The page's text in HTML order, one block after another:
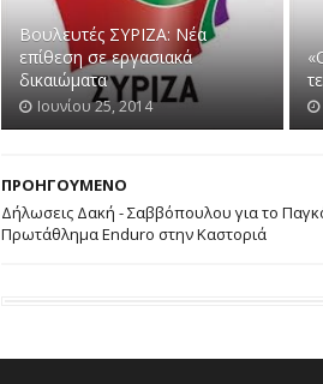
Βουλευτές ΣΥΡΙΖΑ: Νέα
επίθεση σε εργασιακά
δικαιώματα
Ιουνίου 25, 2014
ΠΡΟΗΓΟΥΜΕΝΟ
Δήλωσεις Δακή - Σαββόπουλου για το
Πρωτάθλημα Enduro στην Καστοριά